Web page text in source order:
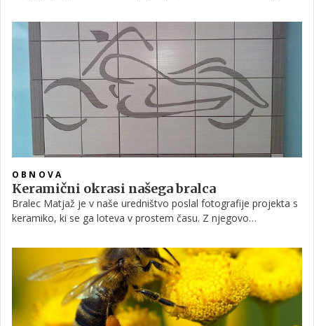
ustvarja prijetno vzdušje. Poglejte, kaj vse je pri izdelavi
potreboval in morda boste tudi vi dobili navdih za izdelavo
unikatnega stenskega okrasa.
OBNOVA
Keramični okrasi našega bralca
Bralec Matjaž je v naše uredništvo poslal fotografije projekta s
keramiko, ki se ga loteva v prostem času. Z njegovo
izdeluje umetelno izdelane okrase zanjo. Poglejte fotogalerijo
in morda boste navdih za ustvarjanje dobili tudi vi!